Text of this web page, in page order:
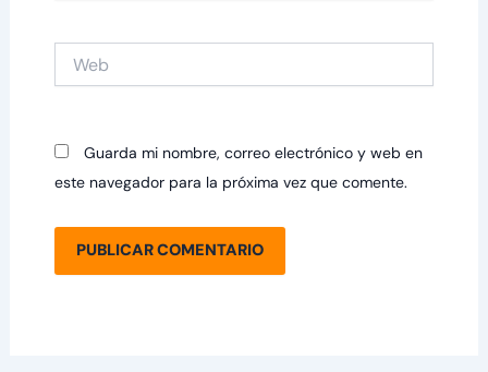
Guarda mi nombre, correo electrónico y web en
este navegador para la próxima vez que comente.